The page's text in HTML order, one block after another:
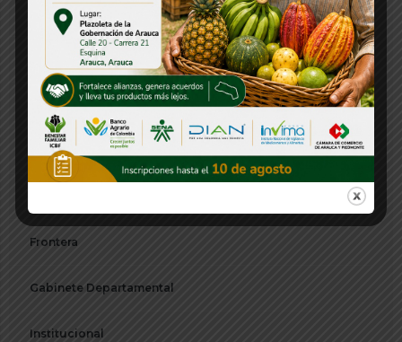
Decreto
Departamentos
Directorio
Emisora
Frontera
Gabinete Departamental
Institucional